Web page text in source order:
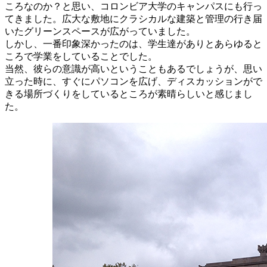
ころなのか？と思い、コロンビア大学のキャンパスにも行っ
てきました。広大な敷地にクラシカルな建築と管理の行き届
いたグリーンスペースが広がっていました。
しかし、一番印象深かったのは、学生達がありとあらゆると
ころで学業をしていることでした。
当然、彼らの意識が高いということもあるでしょうが、思い
立った時に、すぐにパソコンを広げ、ディスカッションがで
きる場所づくりをしているところが素晴らしいと感じまし
た。